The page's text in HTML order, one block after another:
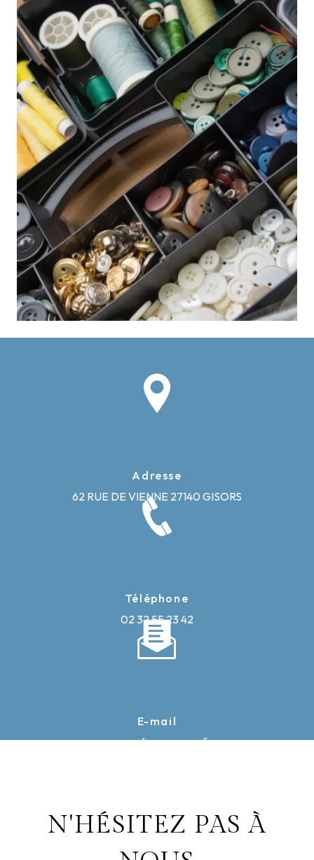
Adresse
62 RUE DE VIENNE 27140 GISORS
Téléphone
02 32 55 23 42
E-mail
caron-elise@orange.fr
N'HÉSITEZ PAS À